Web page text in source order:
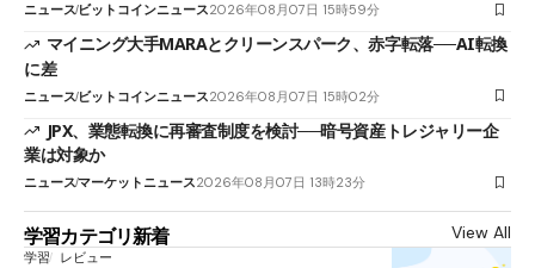
ニュースビットコインニュース2026年08月07日 15時59分
マイニング大手MARAとクリーンスパーク、赤字転落──AI転換
に差
ニュースビットコインニュース2026年08月07日 15時02分
JPX、業態転換に再審査制度を検討──暗号資産トレジャリー企
業は対象か
ニュースマーケットニュース2026年08月07日 13時23分
学習カテゴリ新着 View All
学習 レビュー